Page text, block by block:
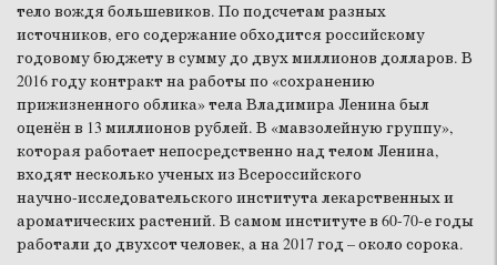
тело вождя большевиков. По подсчетам разных
источников, его содержание обходится российскому
годовому бюджету в сумму до двух миллионов долларов. В
2016 году контракт на работы по «сохранению
прижизненного облика» тела Владимира Ленина был
оценён в 13 миллионов рублей. В «мавзолейную группу»,
которая работает непосредственно над телом Ленина,
входят несколько ученых из Всероссийского
научно‑исследовательского института лекарственных и
ароматических растений. В самом институте в 60-70-е годы
работали до двухсот человек, а на 2017 год – около сорока.